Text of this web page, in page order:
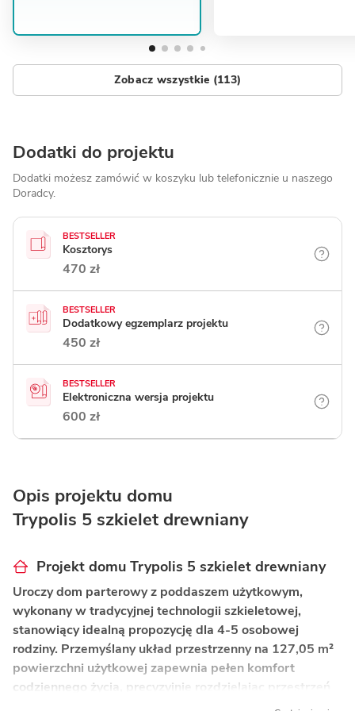
Zobacz wszystkie (113)
Dodatki do projektu
Dodatki możesz zamówić w koszyku lub telefonicznie u naszego
Doradcy.
BESTSELLER
Kosztorys
470 zł
BESTSELLER
Dodatkowy egzemplarz projektu
450 zł
BESTSELLER
Elektroniczna wersja projektu
600 zł
Opis projektu domu
Trypolis 5 szkielet drewniany
Projekt domu Trypolis 5 szkielet drewniany
Uroczy dom parterowy z poddaszem użytkowym,
wykonany w tradycyjnej technologii szkieletowej,
stanowiący idealną propozycję dla 4-5 osobowej
rodziny. Przemyślany układ przestrzenny na 127,05 m²
powierzchni użytkowej zapewnia pełen komfort
codziennego życia, precyzyjnie rozdzielając przestrzeń